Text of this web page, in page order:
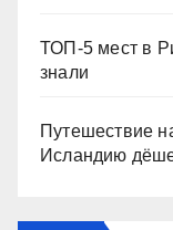
ТОП-5 мест в
знали
Путешествие
Исландию